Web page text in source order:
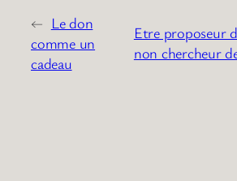
← Le don
comme un
cadeau
Etre proposeur
non chercheur